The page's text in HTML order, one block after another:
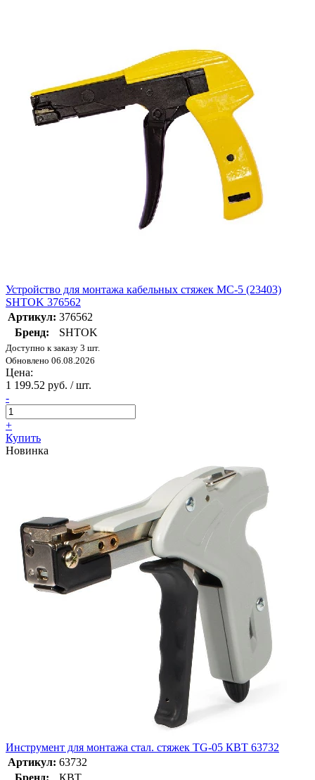
Устройство для монтажа кабельных стяжек МС-5 (23403)
SHTOK 376562
Артикул: 376562
Бренд:
SHTOK
Доступно к заказу 3 шт.
Обновлено 06.08.2026
Цена:
1 199.52 руб. / шт.
-
+
Купить
Новинка
Инструмент для монтажа стал. стяжек TG-05 КВТ 63732
Артикул: 63732
Бренд:
КВТ